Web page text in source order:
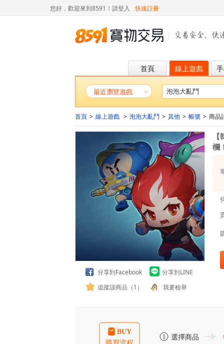
您好，歡迎來到8591！ 請登入 快速註冊
首頁 線上遊戲
最近瀏覽遊戲
首頁 > 線上遊戲 > 泡泡大亂鬥 > 其他 > 帳號 > 商品
分享到Facebook
分享到LINE
追蹤該商品（1）
我要檢舉
欄